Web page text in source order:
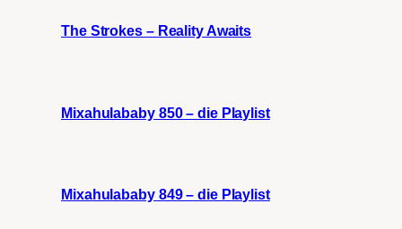
The Strokes – Reality Awaits
Mixahulababy 850 – die Playlist
Mixahulababy 849 – die Playlist